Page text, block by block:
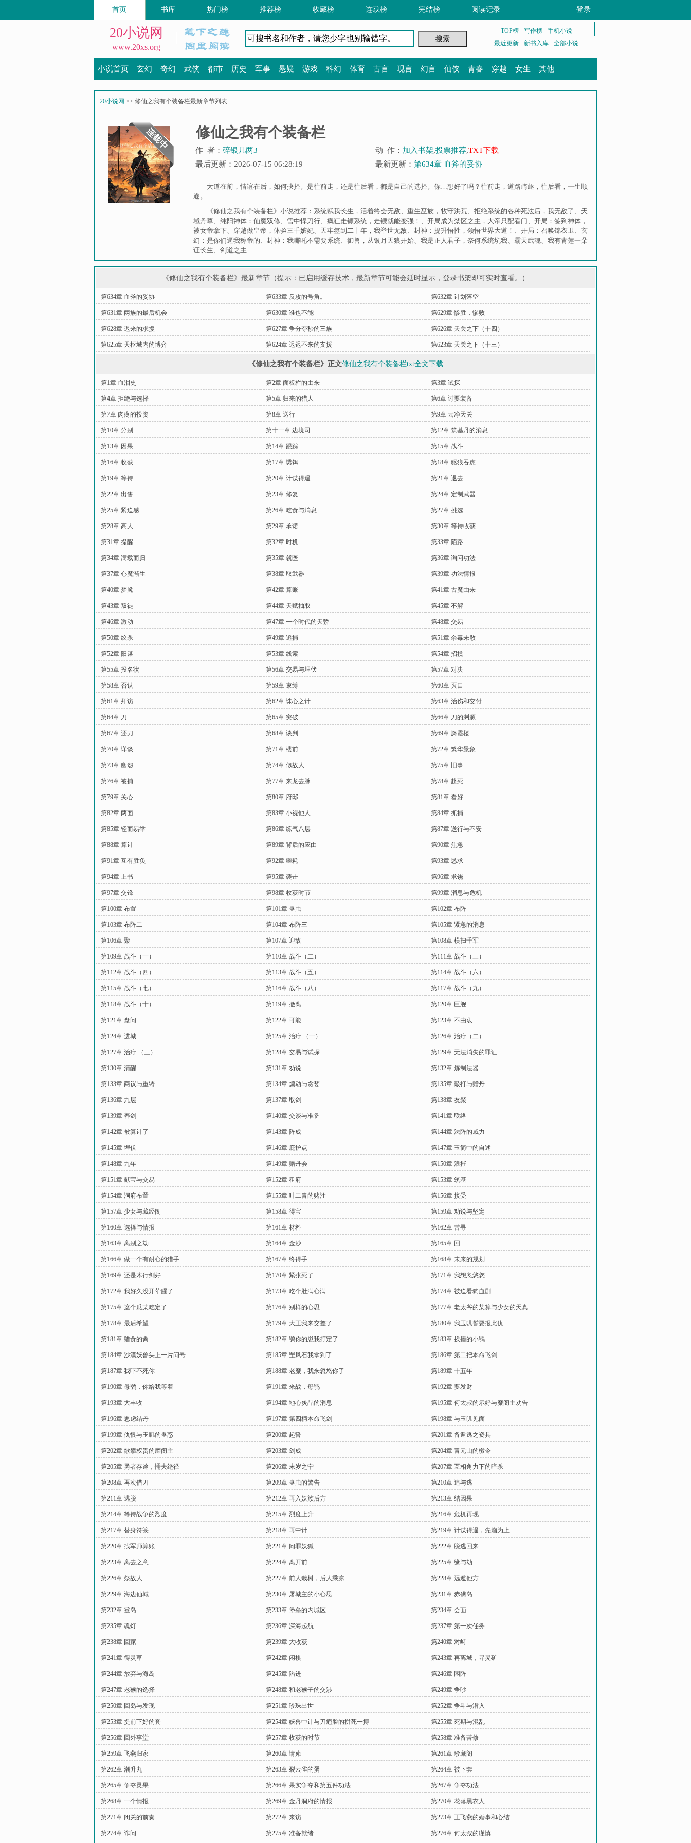
首页 书库 热门榜 推荐榜 收藏榜 连载榜 完结榜 阅读记录 登录
20小说网
www.20xs.org
TOP榜 写作榜
手机小说
最近更新
新书入库 全部小说
小说首页 玄幻 奇幻 武侠 都市 历史 军事 悬疑 游戏 科幻 体育 古言 现言 幻言 仙侠 青春 穿越 女生 其他
20小说网 >> 修仙之我有个装备栏最新章节列表
修仙之我有个装备栏
作 者： 碎银几两3 动 作： 加入书架,投票推荐,TXT下载
最后更新：2026-07-15 06:28:19
最新更新： 第634章 血斧的妥协
大道在前，情谊在后，如何抉择。是往前走，还是往后看，都是自己的选择。你…想好了吗？往前走，道路崎岖，往后看，一生顺
遂。...
《修仙之我有个装备栏》小说推荐： 系统赋我长生，活着终会无敌、 重生巫族，牧守洪荒、 拒绝系统的各种死法后，我无敌了 、 天
域丹尊、 纯阳神体：仙魔双修、 雪中悍刀行、 疯狂走镖系统，走镖就能变强！ 、 开局成为禁区之主，大帝只配看门、 开局：签到神体，
被女帝拿下、 穿越做皇帝，体验三千嫔妃、 天牢签到二十年，我举世无敌、 封神：提升悟性，领悟世界大道！ 、 开局：召唤锦衣卫、 玄
幻：是你们逼我称帝的、 封神：我哪吒不需要系统、 御兽，从银月天狼开始、 我是正人君子，奈何系统坑我、 霸天武魂、 我有青莲一朵
证长生、 剑道之主
《修仙之我有个装备栏》最新章节（提示：已启用缓存技术，最新章节可能会延时显示，登录书架即可实时查看。）
第634章 血斧的妥协 第633章 反攻的号角。 第632章 计划落空
第631章 两族的最后机会 第630章 谁也不能 第629章 惨胜，惨败
第628章 迟来的求援 第627章 争分夺秒的三族 第626章 天关之下（十四）
第625章 天枢城内的博弈 第624章 迟迟不来的支援 第623章 天关之下（十三）
《修仙之我有个装备栏》正文修仙之我有个装备栏txt全文下载
第1章 血泪史 第2章 面板栏的由来 第3章 试探
第4章 拒绝与选择 第5章 归来的猎人 第6章 讨要装备
第7章 肉疼的投资 第8章 送行 第9章 云净天关
第10章 分别 第十一章 边境司 第12章 筑基丹的消息
第13章 因果 第14章 跟踪 第15章 战斗
第16章 收获 第17章 诱饵 第18章 驱狼吞虎
第19章 等待 第20章 计谋得逞 第21章 退去
第22章 出售 第23章 修复 第24章 定制武器
第25章 紧迫感 第26章 吃食与消息 第27章 挑选
第28章 高人 第29章 承诺 第30章 等待收获
第31章 提醒 第32章 时机 第33章 陌路
第34章 满载而归 第35章 就医 第36章 询问功法
第37章 心魔渐生 第38章 取武器 第39章 功法情报
第40章 梦魇 第42章 算账 第41章 古魔由来
第43章 叛徒 第44章 天赋抽取 第45章 不解
第46章 激动 第47章 一个时代的天骄 第48章 交易
第50章 绞杀 第49章 追捕 第51章 余毒未散
第52章 阳谋 第53章 线索 第54章 招揽
第55章 投名状 第56章 交易与埋伏 第57章 对决
第58章 否认 第59章 束缚 第60章 灭口
第61章 拜访 第62章 诛心之计 第63章 治伤和交付
第64章 刀 第65章 突破 第66章 刀的渊源
第67章 还刀 第68章 谈判 第69章 旖霞楼
第70章 详谈 第71章 楼前 第72章 繁华景象
第73章 幽怨 第74章 似故人 第75章 旧事
第76章 被捕 第77章 来龙去脉 第78章 赴死
第79章 关心 第80章 府邸 第81章 看好
第82章 两面 第83章 小视他人 第84章 抓捕
第85章 轻而易举 第86章 练气八层 第87章 送行与不安
第88章 算计 第89章 背后的应由 第90章 焦急
第91章 互有胜负 第92章 噩耗 第93章 恳求
第94章 上书 第95章 袭击 第96章 求饶
第97章 交锋 第98章 收获时节 第99章 消息与危机
第100章 布置 第101章 蛊虫 第102章 布阵
第103章 布阵二 第104章 布阵三 第105章 紧急的消息
第106章 聚 第107章 迎敌 第108章 横扫千军
第109章 战斗（一） 第110章 战斗（二） 第111章 战斗（三）
第112章 战斗（四） 第113章 战斗（五） 第114章 战斗（六）
第115章 战斗（七） 第116章 战斗（八） 第117章 战斗（九）
第118章 战斗（十） 第119章 撤离 第120章 巨舰
第121章 盘问 第122章 可能 第123章 不由衷
第124章 进城 第125章 治疗 （一） 第126章 治疗（二）
第127章 治疗 （三） 第128章 交易与试探 第129章 无法消失的罪证
第130章 清醒 第131章 劝说 第132章 炼制法器
第133章 商议与重铸 第134章 煽动与贪婪 第135章 敲打与赠丹
第136章 九层 第137章 取剑 第138章 友聚
第139章 养剑 第140章 交谈与准备 第141章 联络
第142章 被算计了 第143章 阵成 第144章 法阵的威力
第145章 埋伏 第146章 庇护点 第147章 玉简中的自述
第148章 九年 第149章 赠丹会 第150章 浪摧
第151章 献宝与交易 第152章 租府 第153章 筑基
第154章 洞府布置 第155章 叶二青的赌注 第156章 接受
第157章 少女与藏经阁 第158章 得宝 第159章 劝说与坚定
第160章 选择与情报 第161章 材料 第162章 苦寻
第163章 离别之劫 第164章 金沙 第165章 回
第166章 做一个有耐心的猎手 第167章 终得手 第168章 未来的规划
第169章 还是木行剑好 第170章 紧张死了 第171章 我想忽悠您
第172章 我好久没开荤腥了 第173章 吃个肚满心满 第174章 被迫看狗血剧
第175章 这个瓜某吃定了 第176章 别样的心思 第177章 老太爷的某算与少女的天真
第178章 最后希望 第179章 大王我来交差了 第180章 我玉叽誓要报此仇
第181章 猎食的禽 第182章 鸮你的崽我打定了 第183章 挨揍的小鸮
第184章 沙漠妖兽头上一片问号 第185章 罡风石我拿到了 第186章 第二把本命飞剑
第187章 我吓不死你 第188章 老糜，我来忽悠你了 第189章 十五年
第190章 母鸮，你给我等着 第191章 来战，母鸮 第192章 要发财
第193章 大丰收 第194章 地心炎晶的消息 第195章 何太叔的示好与糜阁主劝告
第196章 思虑结丹 第197章 第四柄本命飞剑 第198章 与玉叽见面
第199章 仇恨与玉叽的蛊惑 第200章 起誓 第201章 备遁逃之资具
第202章 欲攀权贵的糜阁主 第203章 剑成 第204章 青元山的檄令
第205章 勇者存途，懦夫绝径 第206章 末岁之宁 第207章 互相角力下的暗杀
第208章 再次借刀 第209章 蛊虫的警告 第210章 追与逃
第211章 逃脱 第212章 再入妖族后方 第213章 结因果
第214章 等待战争的烈度 第215章 烈度上升 第216章 危机再现
第217章 替身符箓 第218章 再中计 第219章 计谋得逞，先溜为上
第220章 找军师算账 第221章 问罪妖狐 第222章 脱逃回来
第223章 离去之意 第224章 离开前 第225章 缘与劫
第226章 祭故人 第227章 前人栽树，后人乘凉 第228章 远遁他方
第229章 海边仙城 第230章 屠城主的小心思 第231章 赤礁岛
第232章 登岛 第233章 堡垒的内城区 第234章 会面
第235章 魂灯 第236章 深海起航 第237章 第一次任务
第238章 回家 第239章 大收获 第240章 对峙
第241章 得灵草 第242章 闲棋 第243章 再离城，寻灵矿
第244章 放弃与海岛 第245章 陷进 第246章 困阵
第247章 老猴的选择 第248章 和老猴子的交涉 第249章 争吵
第250章 回岛与发现 第251章 珍珠出世 第252章 争斗与潜入
第253章 提前下好的套 第254章 妖兽中计与刀疤脸的拼死一搏 第255章 死期与混乱
第256章 回外事堂 第257章 收获的时节 第258章 准备苦修
第259章 飞燕归家 第260章 请柬 第261章 珍藏阁
第262章 潮升丸 第263章 裂云雀的蛋 第264章 被下套
第265章 争夺灵果 第266章 果实争夺和第五件功法 第267章 争夺功法
第268章 一个情报 第269章 金丹洞府的情报 第270章 花落黑衣人
第271章 闭关的前奏 第272章 来访 第273章 王飞燕的婚事和心结
第274章 诈问 第275章 准备就绪 第276章 何太叔的谨慎